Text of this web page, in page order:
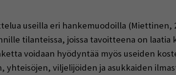
useilla eri hankemuodoilla (Miettinen,
tilanteissa, joissa tavoitteena on laatia
voidaan hyödyntää myös useiden
viljelijöiden ja asukkaiden